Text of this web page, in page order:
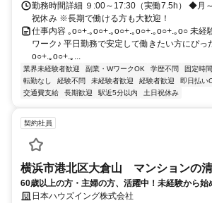
勤務時間詳細 ９:00～17:30（実働7.5h） ◆月
祝休み ※長期で働ける方も大歓迎！
仕事内容 ｡o○+.｡o○+.｡o○+.｡o○+.｡o○+.｡o○ 未経
ワーク♪ 平日勤務で安定して働きたい方にぴっ
o○+.｡o○+.｡...
業界未経験者歓迎 副業・WワークOK 学歴不問 固定時
転勤なし
経験不問 未経験者歓迎 経験者歓迎 即日払い
交通費支給
長期歓迎 駅近5分以内 土日祝休み
契約社員
横浜市港北区大倉山 マンションの
60歳以上の方・主婦の方、活躍中！未経験から
日本ハウズイング株式会社